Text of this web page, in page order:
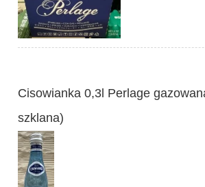
Cisowianka 0,3l Perlage
szklana)